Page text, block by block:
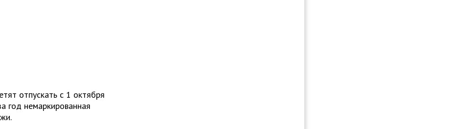
отпускать с 1 октября
год немаркированная